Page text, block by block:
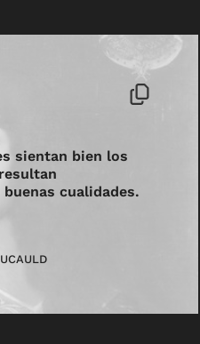
sientan bien los
cualidades.